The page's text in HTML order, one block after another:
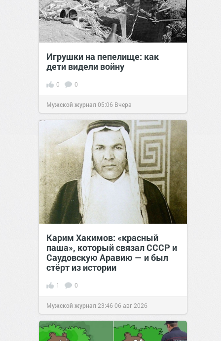
Игрушки на пепелище: как
дети видели войну
0 0
Мужской журнал 05:06 Вчера
Карим Хакимов: «красный
паша», который связал СССР и
Саудовскую Аравию — и был
стёрт из истории
1 0
Мужской журнал 23:4606 авг 2026